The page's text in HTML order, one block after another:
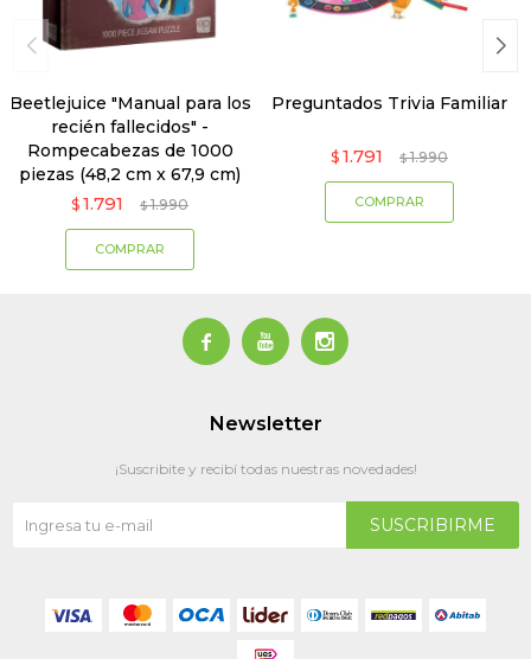
Beetlejuice "Manual para los
recién fallecidos" -
Rompecabezas de 1000
piezas (48,2 cm x 67,9 cm)
$ 1.791 $ 1.990
Preguntados Trivia Familiar
$ 1.791 $ 1.990
  
Newsletter
¡Suscribite y recibí todas nuestras novedades!
SUSCRIBIRME